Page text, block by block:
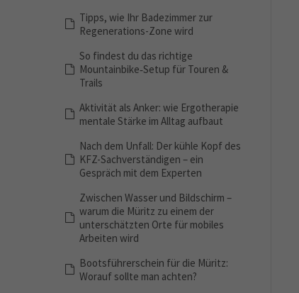
Tipps, wie Ihr Badezimmer zur
Regenerations-Zone wird
So findest du das richtige
Mountainbike‑Setup für Touren &
Trails
Aktivität als Anker: wie Ergotherapie
mentale Stärke im Alltag aufbaut
Nach dem Unfall: Der kühle Kopf des
KFZ-Sachverständigen – ein
Gespräch mit dem Experten
Zwischen Wasser und Bildschirm –
warum die Müritz zu einem der
unterschätzten Orte für mobiles
Arbeiten wird
Bootsführerschein für die Müritz:
Worauf sollte man achten?